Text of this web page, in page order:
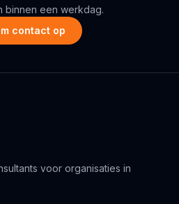
binnen een werkdag.
contact op
voor organisaties in